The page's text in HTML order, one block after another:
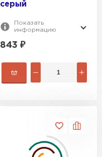
серый
Показать
информацию
843 ₽